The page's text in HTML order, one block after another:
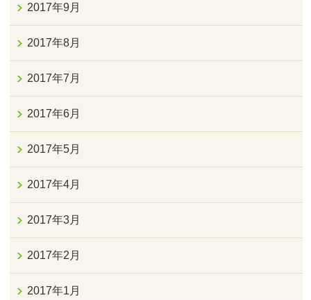
2017年9月
2017年8月
2017年7月
2017年6月
2017年5月
2017年4月
2017年3月
2017年2月
2017年1月